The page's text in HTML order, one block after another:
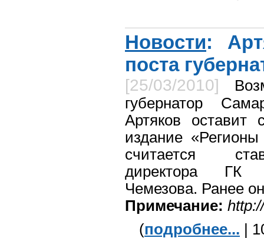
Новости:
поста
[25/03/2010]
губернатор
Артяков оставит
издание
считается
директора ГК
Чемезова. Ранее
Примечание:
(подробнее... |